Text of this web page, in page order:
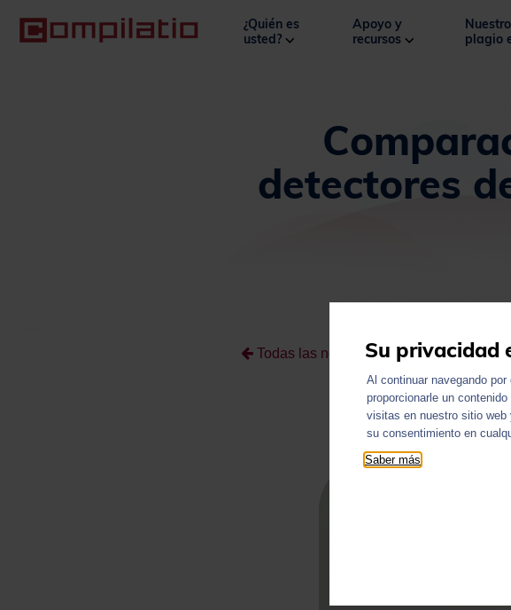
¿Quién es
usted?
Apoyo y
recursos
plagio
detectores
Todas las noticiasSu privacidad
Al continuar navegando
proporcionarle un
visitas en nuestro sitio
su consentimiento en
Saber más